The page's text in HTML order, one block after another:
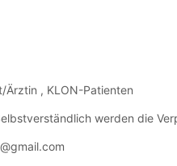
, KLON-Patienten
werden die